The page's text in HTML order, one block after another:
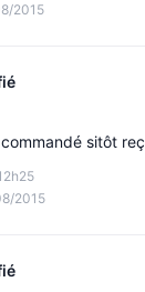
2015
2015
sitôt